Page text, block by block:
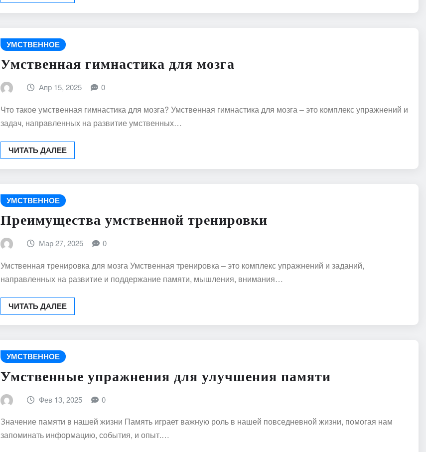
УМСТВЕННОЕ
Умственная гимнастика для мозга
Апр 15, 2025 0
Что такое умственная гимнастика для мозга? Умственная гимнастика для мозга – это комплекс упражнений и
задач, направленных на развитие умственных…
ЧИТАТЬ ДАЛЕЕ
УМСТВЕННОЕ
Преимущества умственной тренировки
Мар 27, 2025 0
Умственная тренировка для мозга Умственная тренировка – это комплекс упражнений и заданий,
направленных на развитие и поддержание памяти, мышления, внимания…
ЧИТАТЬ ДАЛЕЕ
УМСТВЕННОЕ
Умственные упражнения для улучшения памяти
Фев 13, 2025 0
Значение памяти в нашей жизни Память играет важную роль в нашей повседневной жизни, помогая нам
запоминать информацию, события, и опыт.…